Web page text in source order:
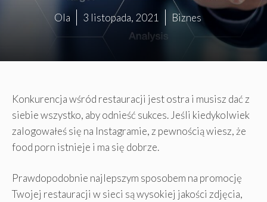
Ola 3 listopada, 2021 Biznes
Konkurencja wśród restauracji jest ostra i musisz dać z
siebie wszystko, aby odnieść sukces. Jeśli kiedykolwiek
zalogowałeś się na Instagramie, z pewnością wiesz, że
food porn istnieje i ma się dobrze.
Prawdopodobnie najlepszym sposobem na promocję
Twojej restauracji w sieci są wysokiej jakości zdjęcia,